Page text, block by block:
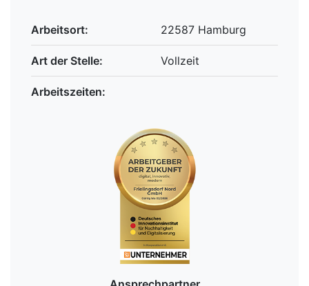
Arbeitsort: 22587 Hamburg
Art der Stelle: Vollzeit
Arbeitszeiten: